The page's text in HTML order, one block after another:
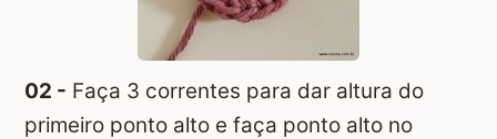
02 - Faça 3 correntes para dar altura do
primeiro ponto alto e faça ponto alto no